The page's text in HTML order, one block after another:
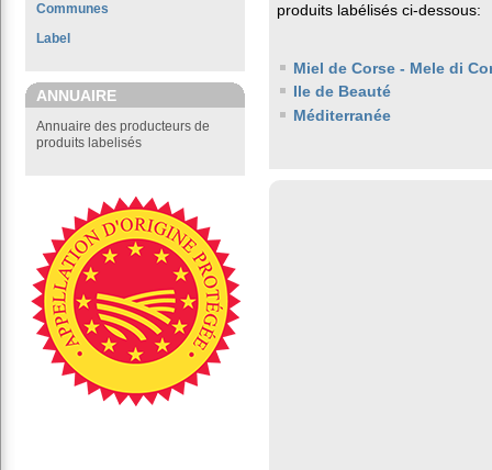
Communes
Label
ANNUAIRE
Annuaire des producteurs de
produits labelisés
produits labélisés ci-dessous:
Miel de Corse - Mele di
Ile de Beauté
Méditerranée